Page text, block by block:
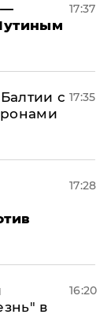
—
17:37
с 17:35
17:28
в
16:20